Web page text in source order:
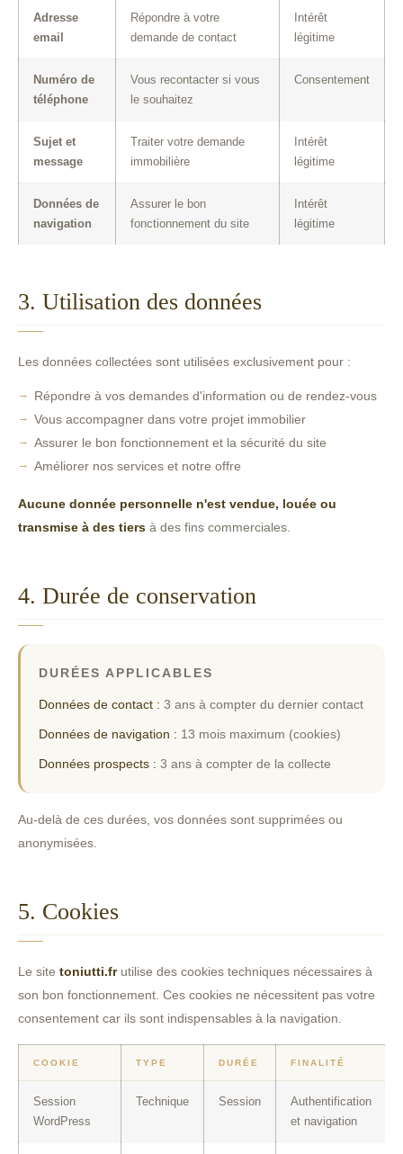
Adresse
email
Répondre à votre
demande de contact
Intérêt
légitime
Numéro de
téléphone
Vous recontacter si vous
le souhaitez
Consentement
Sujet et
message
Traiter votre demande
immobilière
Intérêt
légitime
Données de
navigation
Assurer le bon
fonctionnement du site
Intérêt
légitime
3. Utilisation des données
Les données collectées sont utilisées exclusivement pour :
Répondre à vos demandes d'information ou de rendez-vous
Vous accompagner dans votre projet immobilier
Assurer le bon fonctionnement et la sécurité du site
Améliorer nos services et notre offre
Aucune donnée personnelle n'est vendue, louée ou
transmise à des tiers à des fins commerciales.
4. Durée de conservation
DURÉES APPLICABLES
Données de contact : 3 ans à compter du dernier contact
Données de navigation : 13 mois maximum (cookies)
Données prospects : 3 ans à compter de la collecte
Au-delà de ces durées, vos données sont supprimées ou
anonymisées.
5. Cookies
Le site toniutti.frutilise des cookies techniques nécessaires à
son bon fonctionnement. Ces cookies ne nécessitent pas votre
consentement car ils sont indispensables à la navigation.
COOKIE TYPE DURÉE FINALITÉ
Session
WordPress
Technique Session
Authentification
et navigation